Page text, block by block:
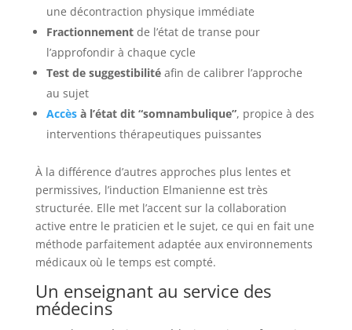
une décontraction physique immédiate
Fractionnementde l’état de transe pour
l’approfondir à chaque cycle
Test de suggestibilitéafin de calibrer l’approche
au sujet
Accèsà l’état dit “somnambulique”, propice à des
interventions thérapeutiques puissantes
À la différence d’autres approches plus lentes et
permissives, l’induction Elmanienne est très
structurée. Elle met l’accent sur la collaboration
active entre le praticien et le sujet, ce qui en fait une
méthode parfaitement adaptée aux environnements
médicaux où le temps est compté.
Un enseignant au service des
médecins